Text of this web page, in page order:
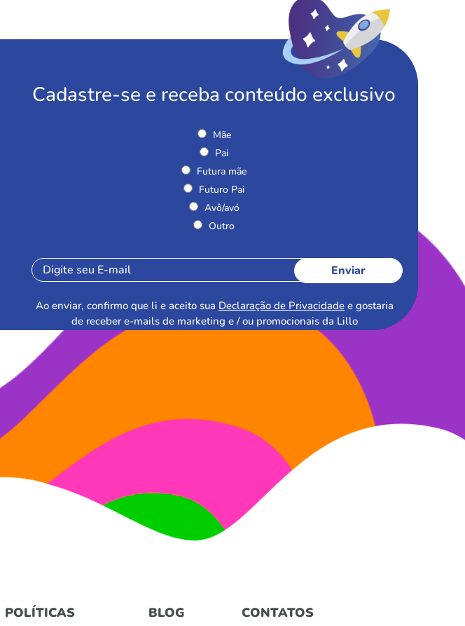
Cadastre-se e receba conteúdo exclusivo
Mãe
Pai
Futura mãe
Futuro Pai
Avô/avó
Outro
Enviar
Ao enviar, confirmo que li e aceito sua Declaração de Privacidade e gostaria
de receber e-mails de marketing e / ou promocionais da Lillo
POLÍTICAS BLOG CONTATOS